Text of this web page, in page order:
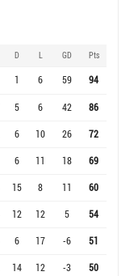
D L GD Pts
1 6 59
94
5 6 42
86
6 10 26
72
6 11 18
69
15 8 11
60
12 12 5
54
6 17 -6
51
14 12 -3
50